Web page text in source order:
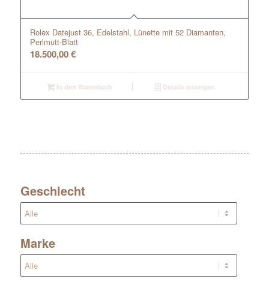
Rolex Datejust 36, Edelstahl, Lünette mit 52 Diamanten,
Perlmutt-Blatt
18.500,00€
In den Warenkorb Details anzeigen
Geschlecht
Marke